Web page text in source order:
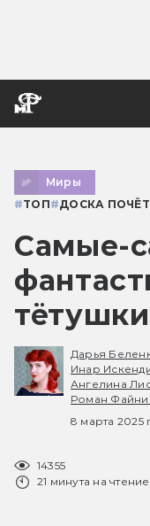
Миры
#ТОП#ДОСКА
Самые-
Дарья
Инар
Ангелина
Роман
8 марта 2025
14355
21 минута на чтение